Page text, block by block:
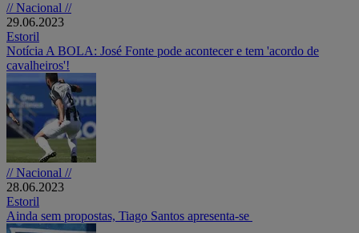
// Nacional //
29.06.2023
Estoril
Notícia A BOLA: José Fonte pode acontecer e tem 'acordo de
cavalheiros'!
// Nacional //
28.06.2023
Estoril
Ainda sem propostas, Tiago Santos apresenta-se